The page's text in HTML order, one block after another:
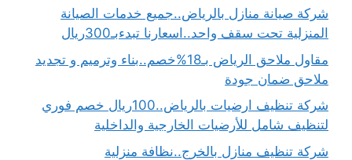
شركة صيانة منازل بالرياض..جميع خدمات الصيانة
المنزلية تحت سقف واحد..اسعارنا تبدءبـ300ريال
مقاول ملاحق الرياض بـ18%خصم..بناء وترميم و تجديد
ملاحق ضمان جودة
شركة تنظيف ارضيات بالرياض..100ريال خصم فوري
لتنظيف شامل للأرضيات الخارجية والداخلية
شركة تنظيف منازل بالخرج..نظافة منزلية